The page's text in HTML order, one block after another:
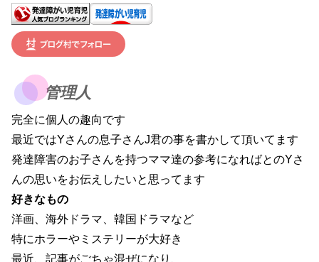
管理人
完全に個人の趣向です
最近ではYさんの息子さんJ君の事を書かして頂いてます
発達障害のお子さんを持つママ達の参考になればとのYさ
んの思いをお伝えしたいと思ってます
好きなもの
洋画、海外ドラマ、韓国ドラマなど
特にホラーやミステリーが大好き
最近、記事がごちゃ混ぜになり、